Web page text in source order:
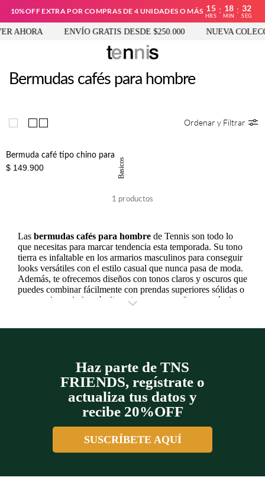
10%OFF EXTRA POR COMPRAS DE 4 UNIDADES O MÁS 15
HRS
: 18
MIN
: 31
SEG
AHORA ENVÍO GRATIS DESDE $250.000 NUEVA
Bermudas cafés para hombre
Ordenar y Filtrar
Basicos
Bermuda café tipo chino para hombre
$ 149.900
1 productos
Las bermudas cafés para hombre de Tennis son todo lo
que necesitas para marcar tendencia esta temporada. Su tono
tierra es infaltable en los armarios masculinos para conseguir
looks versátiles con el estilo casual que nunca pasa de moda.
Además, te ofrecemos diseños con tonos claros y oscuros que
puedes combinar fácilmente con prendas superiores sólidas o
estampadas y darle más dinamismo a tus outfits a través de
Haz parte de TNS
FRIENDS, regístrate o
actualiza tus datos y
recibe 20%OFF
SUSCRÍBETE AQUÍ